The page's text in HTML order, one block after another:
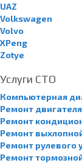
UAZ
Volkswagen
Volvo
XPeng
Zotye
Услуги СТО
Компьютерная
Ремонт двигателя
Ремонт
Ремонт
Ремонт рулевого
Ремонт